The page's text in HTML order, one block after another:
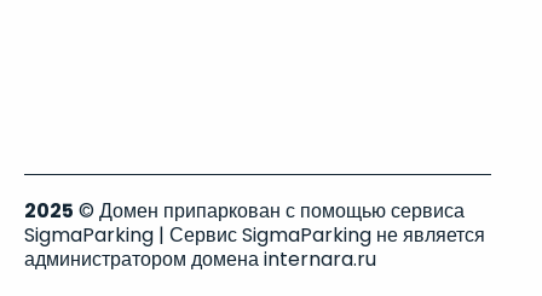
2025 © Домен припаркован с помощью сервиса
SigmaParking | Сервис SigmaParking не является
администратором домена internara.ru